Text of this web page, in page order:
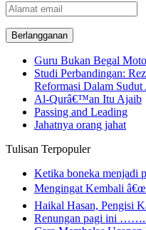
Alamat
email
Guru Bukan Begal
Studi Perbandingan:
Reformasi Dalam
Al-Qurâ€™an Itu Ajaib
Passing and Leading
Jahatnya orang jahat
Tulisan Terpopuler
Ketika boneka menjadi
Mengingat Kembali
Haikal Hasan, Pengisi
Renungan pagi ini …….